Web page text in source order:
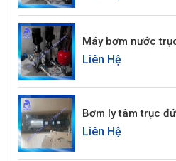
Máy bơm nước
Liên Hệ
Bơm ly tâm trục
Liên Hệ